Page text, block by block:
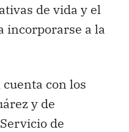
de vida y el
incorporarse a la
con los
y de
de